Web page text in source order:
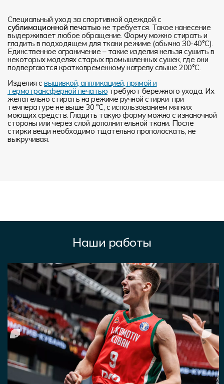
Специальный уход за спортивной одеждой с
сублимационной печатью не требуется. Такое нанесение
выдерживает любое обращение. Форму можно стирать и
гладить в подходящем для ткани режиме (обычно 30-40°С).
Единственное ограничение – такие изделия нельзя сушить в
некоторых моделях старых промышленных сушек, где они
подвергаются кратковременному нагреву свыше 200°С.
Изделия с вышивкой, аппликацией, прямой и
термотрансферной печатью требуют бережного ухода. Их
желательно стирать на режиме ручной стирки при
температуре не выше 30 °C, с использованием мягких
моющих средств. Гладить такую форму можно с изнаночной
стороны или через слой дополнительной ткани. После
стирки вещи необходимо тщательно прополоскать, не
выкручивая.
Наши работы